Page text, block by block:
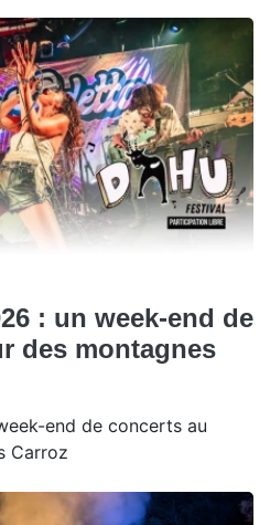
: un week-end de
des montagnes
end de concerts au
Carroz